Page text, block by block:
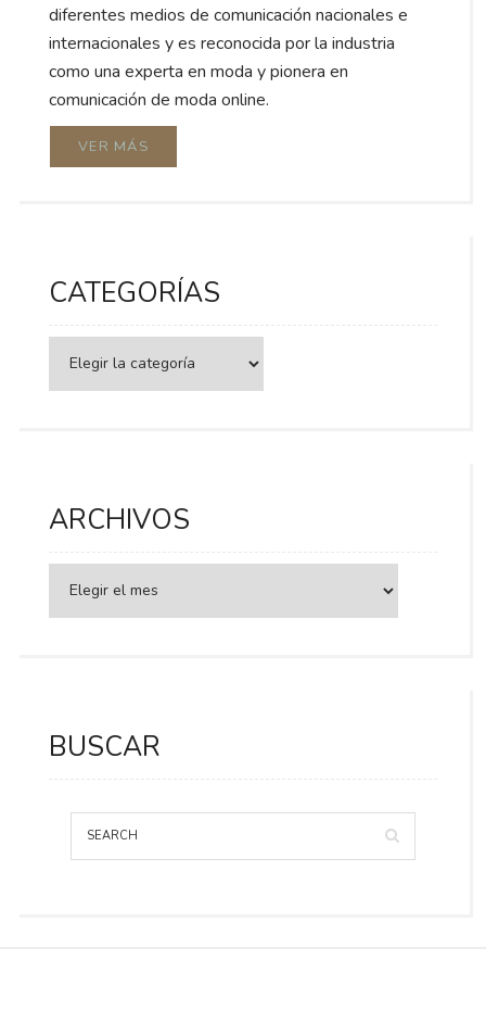
diferentes medios de comunicación nacionales e
internacionales y es reconocida por la industria
como una experta en moda y pionera en
comunicación de moda online.
VER MÁS
CATEGORÍAS
ARCHIVOS
BUSCAR